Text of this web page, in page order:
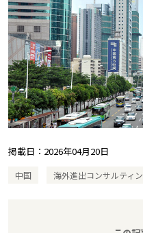
掲載日： 2026年04月20日
中国 海外進出コンサルティ